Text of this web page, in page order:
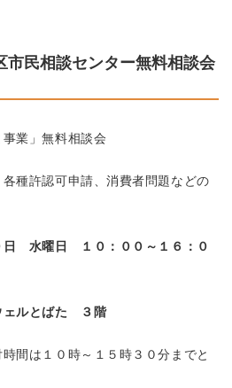
民相談センター無料相談会
業」無料相談会
種許認可申請、消費者問題などの
日 水曜日 １０：００～１６：０
ルとばた ３階
間は１０時～１５時３０分までと